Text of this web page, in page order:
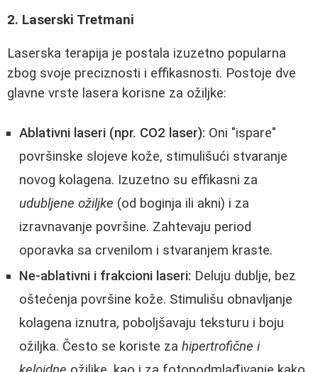
2. Laserski Tretmani
Laserska terapija je postala izuzetno popularna
zbog svoje preciznosti i effikasnosti. Postoje dve
glavne vrste lasera korisne za ožiljke:
Ablativni laseri (npr. CO2 laser): Oni "ispare"
površinske slojeve kože, stimulišući stvaranje
novog kolagena. Izuzetno su effikasni za
udubljene ožiljke (od boginja ili akni) i za
izravnavanje površine. Zahtevaju period
oporavka sa crvenilom i stvaranjem kraste.
Ne-ablativni i frakcioni laseri: Deluju dublje, bez
oštećenja površine kože. Stimulišu obnavljanje
kolagena iznutra, poboljšavaju teksturu i boju
ožiljka. Često se koriste za hipertrofične i